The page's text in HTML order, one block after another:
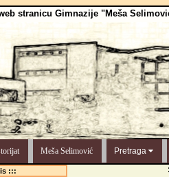
stranicu Gimnazije "Meša
Meša Selimović Pretraga
:::